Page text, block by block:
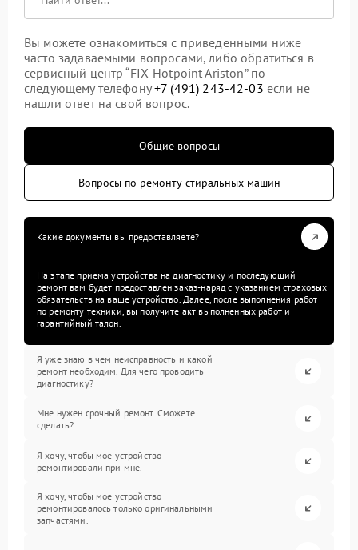
Вы можете ознакомиться с приведенными ниже
часто задаваемыми вопросами, либо обратиться в
сервисный центр “FIX-Hotpoint Ariston” по
следующему телефону+7 (491) 243-42-03 если не
нашли ответ на свой вопрос.
Общие вопросы
Вопросы по ремонту стиральных машин
Какие документы вы предоставляете?
На этапе приема устройства на диагностику и последующий
ремонт вам будет предоставлен заказ-наряд с указанием страховых
обязательств на ваше устройство. Далее, после выполнения работ
по ремонту техники, вы получите акт выполненных работ и
гарантийный талон.
Я уже знаю в чем неисправность и какой
ремонт необходим. Для чего проводить
диагностику?
Мне нужен срочный ремонт. Сможете
сделать?
Я хочу, чтобы мое устройство
ремонтировали при мне.
Я хочу, чтобы мое устройство
ремонтировалось только оригинальными
запчастями.